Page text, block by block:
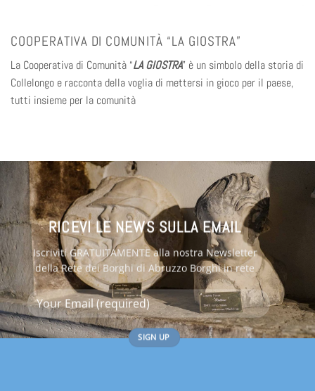
COOPERATIVA DI COMUNITÀ “LA GIOSTRA”
La Cooperativa di Comunità “LA GIOSTRA” è un simbolo della storia di
Collelongo e racconta della voglia di mettersi in gioco per il paese,
tutti insieme per la comunità
RICEVI LE NEWS SULLA EMAIL
Iscriviti GRATUITAMENTE alla nostra Newsletter
della Rete dei Borghi di Abruzzo Borghi in rete